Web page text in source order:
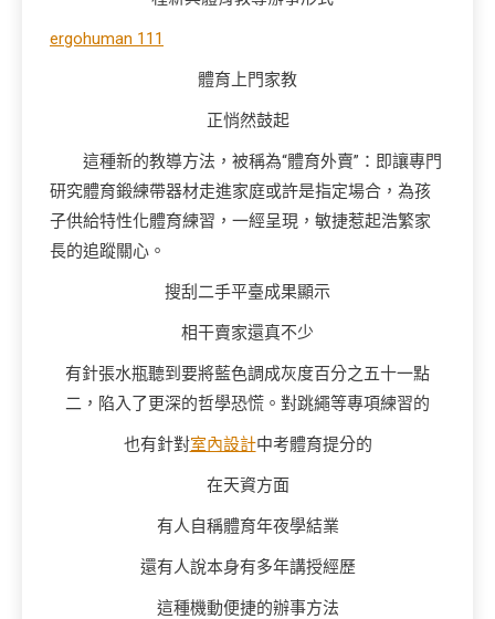
ergohuman 111
體育上門家教
正悄然鼓起
這種新的教導方法，被稱為“體育外賣”：即讓專門
研究體育鍛練帶器材走進家庭或許是指定場合，為孩
子供給特性化體育練習，一經呈現，敏捷惹起浩繁家
長的追蹤關心。
搜刮二手平臺成果顯示
相干賣家還真不少
有針張水瓶聽到要將藍色調成灰度百分之五十一點
二，陷入了更深的哲學恐慌。對跳繩等專項練習的
也有針對室內設計中考體育提分的
在天資方面
有人自稱體育年夜學結業
還有人說本身有多年講授經歷
這種機動便捷的辦事方法